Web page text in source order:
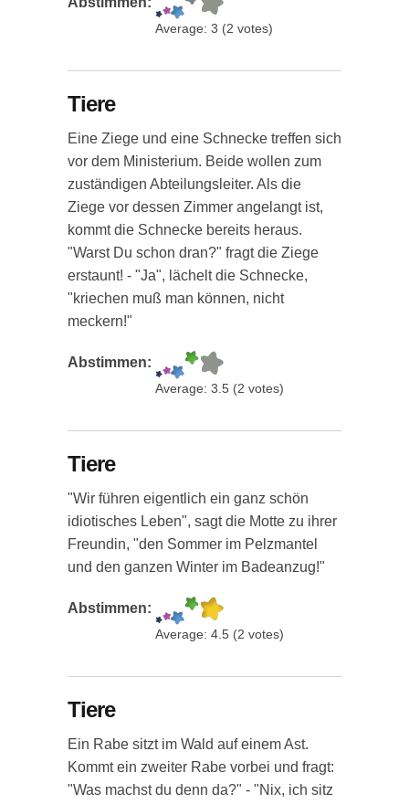
Average: 3 (2 votes)
Tiere
Eine Ziege und eine Schnecke treffen sich
vor dem Ministerium. Beide wollen zum
zuständigen Abteilungsleiter. Als die
Ziege vor dessen Zimmer angelangt ist,
kommt die Schnecke bereits heraus.
"Warst Du schon dran?" fragt die Ziege
erstaunt! - "Ja", lächelt die Schnecke,
"kriechen muß man können, nicht
meckern!"
Abstimmen:
Average: 3.5 (2 votes)
Tiere
"Wir führen eigentlich ein ganz schön
idiotisches Leben", sagt die Motte zu ihrer
Freundin, "den Sommer im Pelzmantel
und den ganzen Winter im Badeanzug!"
Abstimmen:
Average: 4.5 (2 votes)
Tiere
Ein Rabe sitzt im Wald auf einem Ast.
Kommt ein zweiter Rabe vorbei und fragt:
"Was machst du denn da?" - "Nix, ich sitz